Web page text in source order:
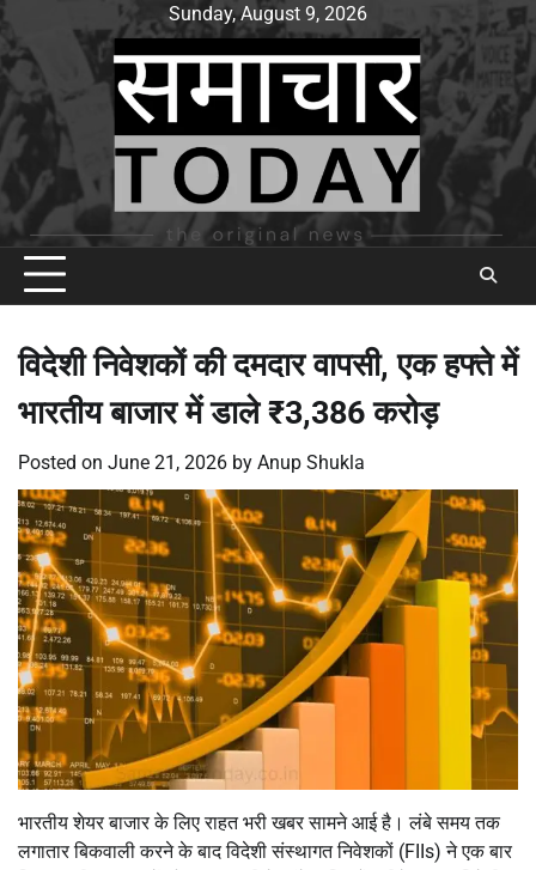
Skip
to
content
Sunday, August 9, 2026
विदेशी निवेशकों की दमदार वापसी, एक हफ्ते में
भारतीय बाजार में डाले ₹3,386 करोड़
Posted on June 21, 2026 by Anup Shukla
भारतीय शेयर बाजार के लिए राहत भरी खबर सामने आई है। लंबे समय तक
लगातार बिकवाली करने के बाद विदेशी संस्थागत निवेशकों (FIIs) ने एक बार